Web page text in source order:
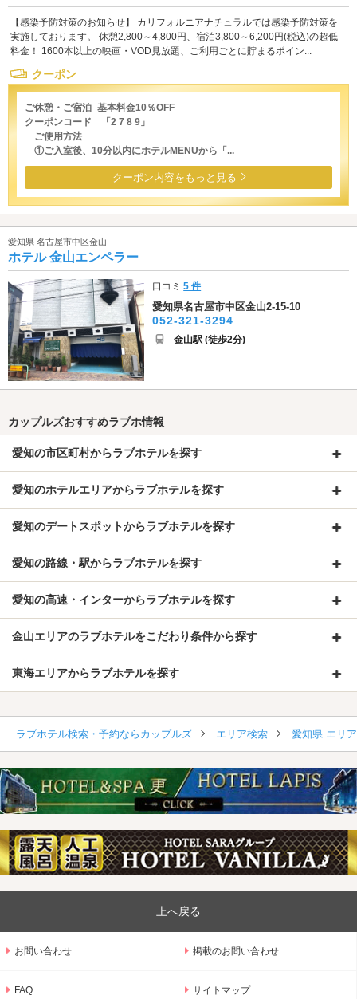
【感染予防対策のお知らせ】 カリフォルニアナチュラルでは感染予防対策を
実施しております。 休憩2,800～4,800円、宿泊3,800～6,200円(税込)の超低
料金！ 1600本以上の映画・VOD見放題、ご利用ごとに貯まるポイン...
クーポン
ご休憩・ご宿泊_基本料金10％OFF
クーポンコード 「2 7 8 9」
ご使用方法
①ご入室後、10分以内にホテルMENUから「...
クーポン内容をもっと見る
愛知県 名古屋市中区金山
ホテル 金山エンペラー
口コミ5 件
愛知県名古屋市中区金山2-15-10
052-321-3294
金山駅 (徒歩2分)
カップルズおすすめラブホ情報
愛知の市区町村からラブホテルを探す
愛知のホテルエリアからラブホテルを探す
愛知のデートスポットからラブホテルを探す
愛知の路線・駅からラブホテルを探す
愛知の高速・インターからラブホテルを探す
金山エリアのラブホテルをこだわり条件から探す
東海エリアからラブホテルを探す
ラブホテル検索・予約ならカップルズ エリア検索 愛知県 エリ
上へ戻る
お問い合わせ 掲載のお問い合わせ
FAQ サイトマップ